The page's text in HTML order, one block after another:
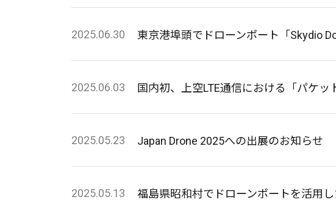
2025.06.30 東京港埠頭でドローンポート「Skydio
2025.06.03 国内初、上空LTE通信における「パケ
2025.05.23 Japan Drone 2025への出展のお知らせ
2025.05.13 福島県昭和村でドローンポートを活用